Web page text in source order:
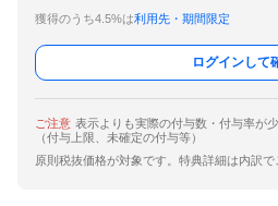
獲得のうち4.5%は利用先・期間限定
ログインして
ご注意 表示よりも実際の付与数・付与率が
（付与上限、未確定の付与等）
原則税抜価格が対象です。特典詳細は内訳で